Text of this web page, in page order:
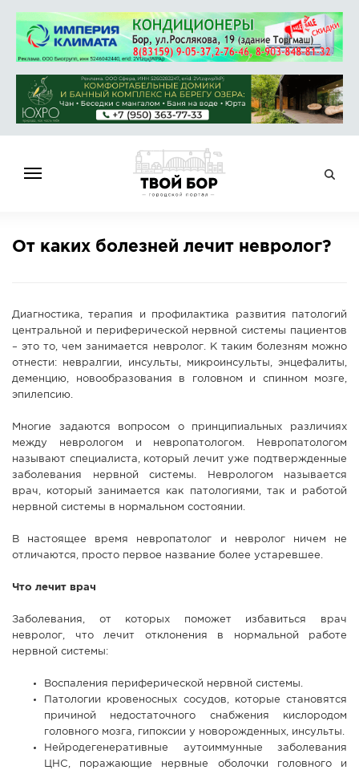
НОВОСТИ
РАБОТА
АФИША
СПРАВКА
КОНКУРСЫ
СТАТЬИ
ГОЛОСОВАНИЯ
ПРЕДЛОЖИТЬ НОВОСТЬ
От каких болезней лечит невролог?
Диагностика, терапия и профилактика развития патологий
центральной и периферической нервной системы пациентов
– это то, чем занимается невролог. К таким болезням можно
отнести: невралгии, инсульты, микроинсульты, энцефалиты,
деменцию, новообразования в головном и спинном мозге,
эпилепсию.
Многие задаются вопросом о принципиальных различиях
между неврологом и невропатологом. Невропатологом
называют специалиста, который лечит уже подтвержденные
заболевания нервной системы. Неврологом называется
врач, который занимается как патологиями, так и работой
нервной системы в нормальном состоянии.
В настоящее время невропатолог и невролог ничем не
отличаются, просто первое название более устаревшее.
Что лечит врач
Заболевания, от которых поможет избавиться врач
невролог, что лечит отклонения в нормальной работе
нервной системы:
Воспаления периферической нервной системы.
Патологии кровеносных сосудов, которые становятся
причиной недостаточного снабжения кислородом
головного мозга, гипоксии у новорожденных, инсульты.
Нейродегенеративные аутоиммунные заболевания
ЦНС, поражающие нервные оболочки головного и